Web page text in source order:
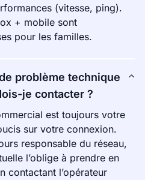
(vitesse, ping).
+ mobile sont
pour les familles.
problème technique
je contacter ?
est toujours votre
sur votre connexion.
responsable du réseau,
l’oblige à prendre en
contactant l’opérateur